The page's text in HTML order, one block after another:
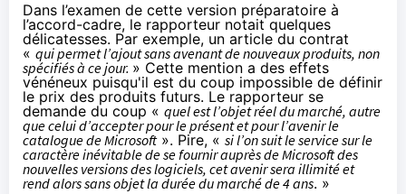
Dans l’examen de cette version préparatoire à
l’accord-cadre, le rapporteur notait quelques
délicatesses. Par exemple, un article du contrat
« qui permet l’ajout sans avenant de nouveaux produits, non
spécifiés à ce jour. » Cette mention a des effets
vénéneux puisqu'il est du coup impossible de définir
le prix des produits futurs. Le rapporteur se
demande du coup « quel est l’objet réel du marché, autre
que celui d’accepter pour le présent et pour l’avenir le
catalogue de Microsoft». Pire, « si l’on suit le service sur le
caractère inévitable de se fournir auprès de Microsoft des
nouvelles versions des logiciels, cet avenir sera illimité et
rend alors sans objet la durée du marché de 4 ans. »